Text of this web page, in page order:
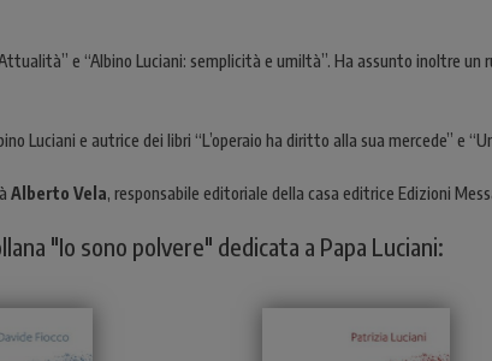
e “Albino Luciani: semplicità e umiltà”. Ha assunto inoltre
Luciani e autrice dei libri “L’operaio ha diritto alla sua mercede” e
Alberto Vela, responsabile editoriale della casa editrice Edizioni
"Io sono polvere" dedicata a Papa Luciani: